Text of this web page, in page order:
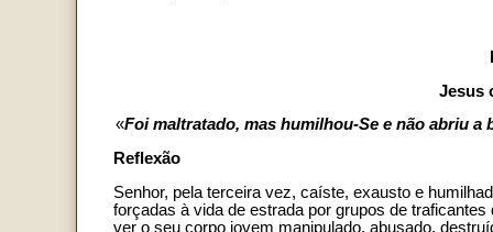
Jesus
«Foi maltratado, mas humilhou-Se e não abriu
Reflexão
Senhor, pela terceira vez, caíste, exausto e
forçadas à vida de estrada por grupos de
ver o seu corpo jovem manipulado, abusado,